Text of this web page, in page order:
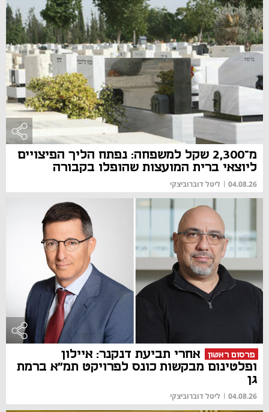
מ־2,300 שקל למשפחה: נפתח הליך הפיצויים
ליוצאי ברית המועצות שהופלו בקבורה
04.08.26
| ליטל דוברוביצקי
פרסום ראשון
אחרי תביעת דנקנר: איילון
ופלטינום מבקשות כונס לפרויקט תמ"א ברמת
גן
04.08.26
| ליטל דוברוביצקי